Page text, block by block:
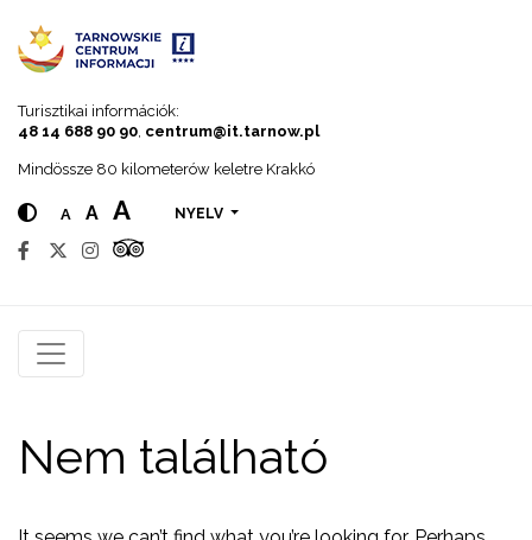
Turisztikai információk:
48 14 688 90 90 centrum@it.tarnow.pl
Mindössze 80 kilometerów keletre Krakkó
A A A NYELV
Nem található